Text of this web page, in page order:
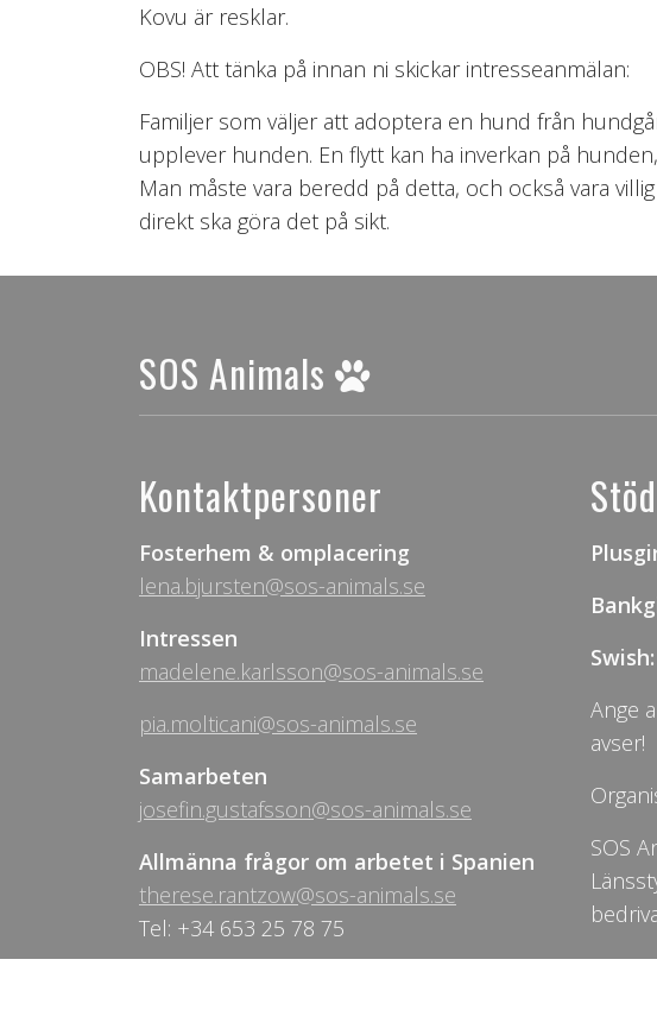
Kovu är resklar.
OBS! Att tänka på innan ni skickar intresseanmälan:
Familjer som väljer att adoptera en hund från
upplever hunden. En flytt kan ha inverkan på
Man måste vara beredd på detta, och också vara
direkt ska göra det på sikt.
SOS Animals
Kontaktpersoner
Fosterhem & omplacering
lena.bjursten@sos-animals.se
Intressen
madelene.karlsson@sos-animals.se
pia.molticani@sos-animals.se
Samarbeten
josefin.gustafsson@sos-animals.se
Allmänna frågor om arbetet i Spanien
therese.rantzow@sos-animals.se
Tel: +34 653 25 78 75
Swish:
Ange
avser!
SOS